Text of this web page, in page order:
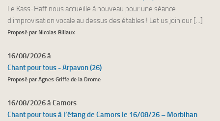
Le Kass-Haff nous accueille à nouveau pour une séance
d'improvisation vocale au dessus des étables ! Let us join our [...]
Proposé par Nicolas Billaux
16/08/2026 à
Chant pour tous - Arpavon (26)
Proposé par Agnes Griffe de la Drome
16/08/2026 à Camors
Chant pour tous à l’étang de Camors le 16/08/26 – Morbihan